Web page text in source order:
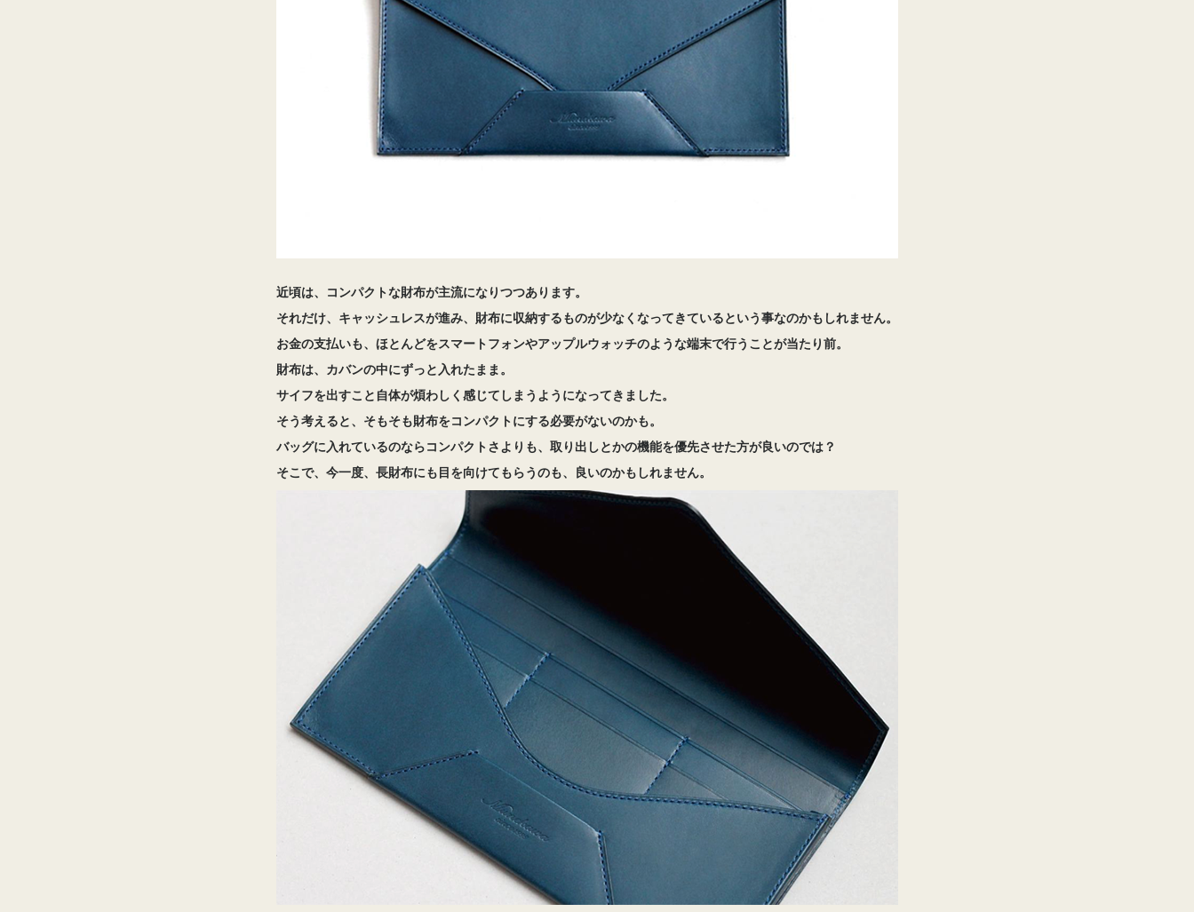
近頃は、コンパクトな財布が主流になりつつあります。
それだけ、キャッシュレスが進み、財布に収納するものが少なくなってきているという事なのかもしれません。
お金の支払いも、ほとんどをスマートフォンやアップルウォッチのような端末で行うことが当たり前。
財布は、カバンの中にずっと入れたまま。
サイフを出すこと自体が煩わしく感じてしまうようになってきました。
そう考えると、そもそも財布をコンパクトにする必要がないのかも。
バッグに入れているのならコンパクトさよりも、取り出しとかの機能を優先させた方が良いのでは？
そこで、今一度、長財布にも目を向けてもらうのも、良いのかもしれません。